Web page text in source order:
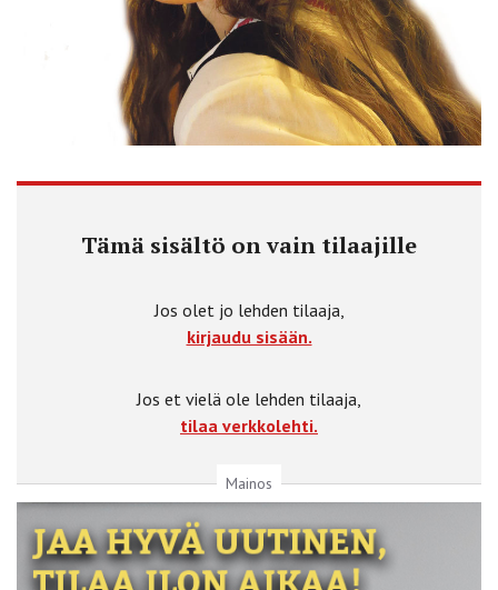
Tämä sisältö on vain tilaajille
Jos olet jo lehden tilaaja,
kirjaudu sisään.
Jos et vielä ole lehden tilaaja,
tilaa verkkolehti.
Mainos